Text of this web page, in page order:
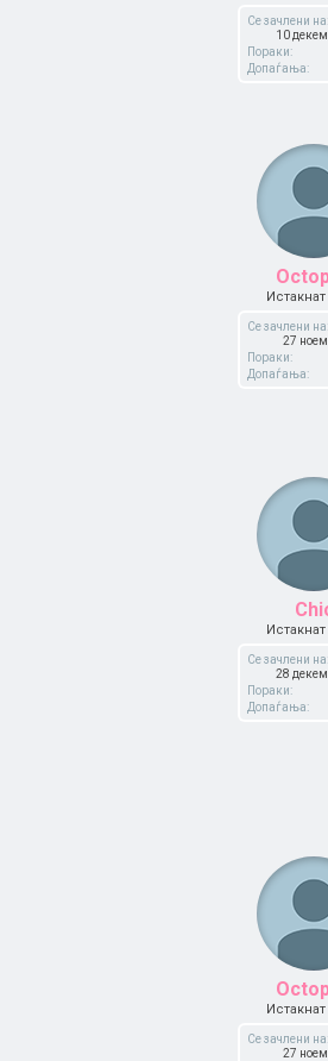
Се зачлени на:
10
Пораки:
Допаѓања:
Се зачлени на:
27
Пораки:
Допаѓања:
Се зачлени на:
28
Пораки:
Допаѓања:
Се зачлени на:
27